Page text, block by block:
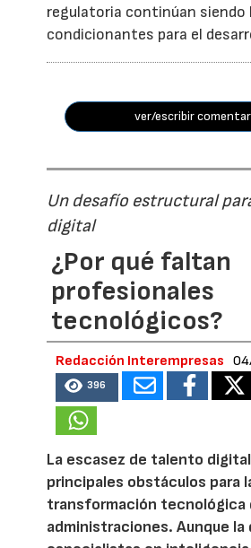
regulatoria continúan siendo
condicionantes para el
ver/escribir
Un desafío estructural
digital
¿Por qué faltan
profesionales
tecnológicos?
Redacción Interempresas
396
La escasez de talento
principales obstáculos para
transformación tecnológica
administraciones. Aunque la